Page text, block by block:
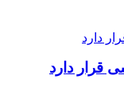
قرار دارد